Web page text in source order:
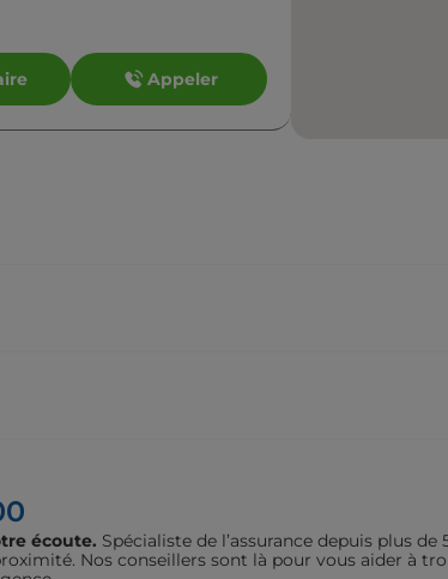
Appeler
écoute. Spécialiste de l’assurance depuis plus
Nos conseillers sont là pour vous aider à